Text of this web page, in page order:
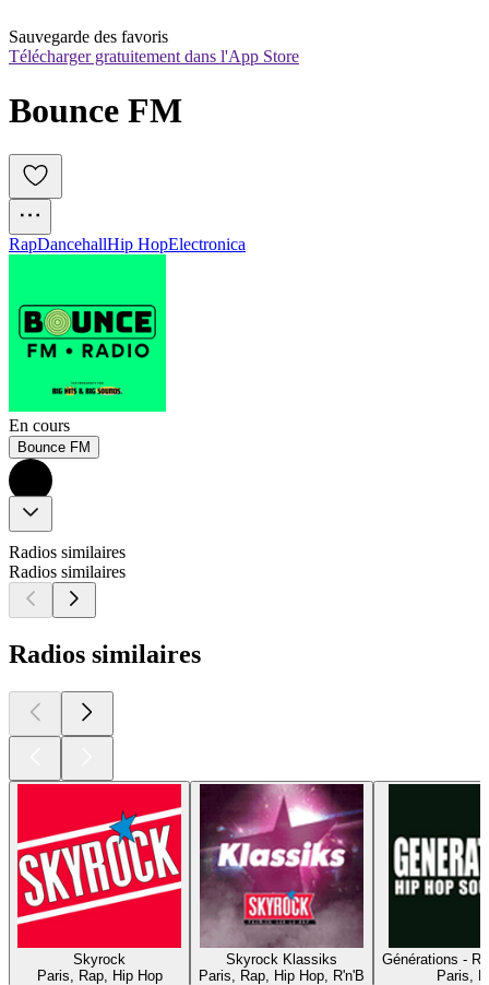
Sauvegarde des favoris
Télécharger gratuitement dans l'App Store
Bounce FM
RapDancehallHip HopElectronica
En cours
Bounce FM
Radios similaires
Radios similaires
Radios similaires
Skyrock
Paris, Rap, Hip Hop
Skyrock Klassiks
Paris, Rap, Hip Hop, R'n'B
Générations -
Paris,